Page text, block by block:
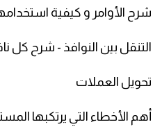
شرح الأوامر و كيفية
التنقل بين النوافذ - شرح كل
تحويل العملات
أهم الأخطاء التي يرتكبها